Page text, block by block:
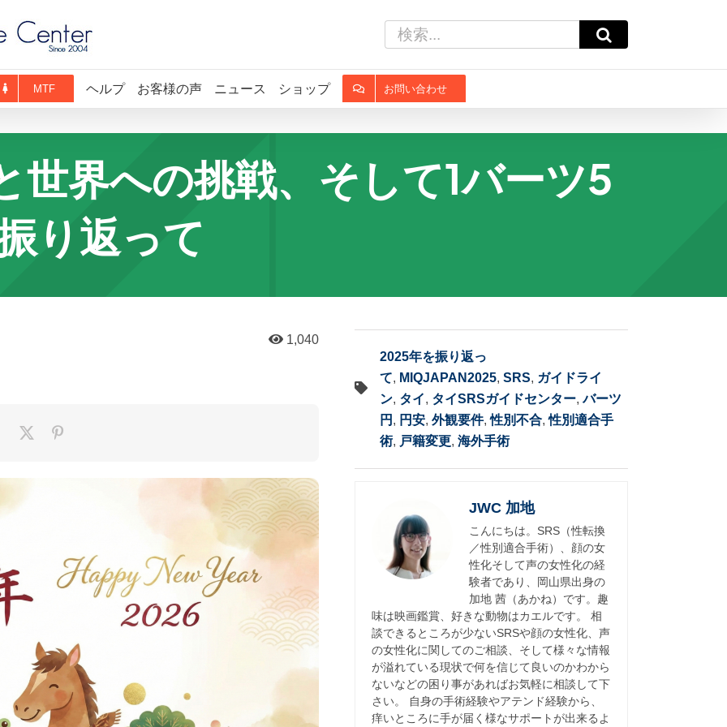
索
…
MTF ヘルプ お客様の声 ニュース ショップ お問い合わせ
世界への挑戦、そして1バーツ5
り返って
1,040
2025年を振り返っ
て, MIQJAPAN2025, SRS, ガイドライ
ン, タイ, タイSRSガイドセンター,バーツ
円 , 円安, 外観要件,性別不合,性別適合手
術, 戸籍変更, 海外手術
JWC 加地
こんにちは。SRS（性転換
／性別適合手術）、顔の女
性化そして声の女性化の経
験者であり、岡山県出身の
加地 茜（あかね）です。趣
味は映画鑑賞、好きな動物はカエルです。 相
談できるところが少ないSRSや顔の女性化、声
の女性化に関してのご相談、そして様々な情報
が溢れている現状で何を信じて良いのかわから
ないなどの困り事があればお気軽に相談して下
さい。 自身の手術経験やアテンド経験から、
痒いところに手が届く様なサポートが出来るよ